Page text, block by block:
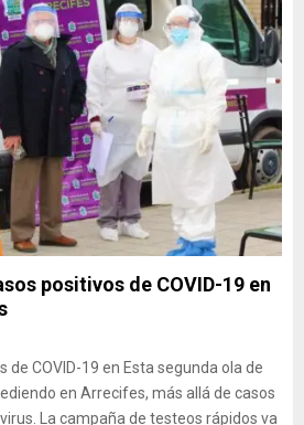
positivos de COVID-19 en
de COVID-19 en Esta segunda ola de
en Arrecifes, más allá de casos
La campaña de testeos rápidos va